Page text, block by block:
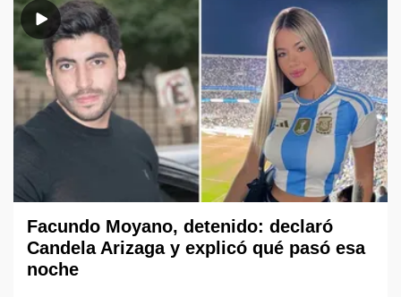
Facundo Moyano, detenido: declaró
Candela Arizaga y explicó qué pasó esa
noche